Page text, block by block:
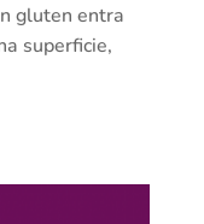
gluten entra
superficie,